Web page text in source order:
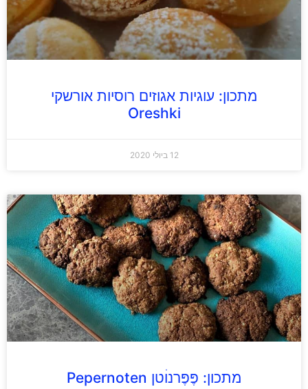
מתכון: עוגיות אגוזים רוסיות אורשקי
Oreshki
12 ביולי 2020
מתכון: פֶּפֶּרנוׄטן Pepernoten